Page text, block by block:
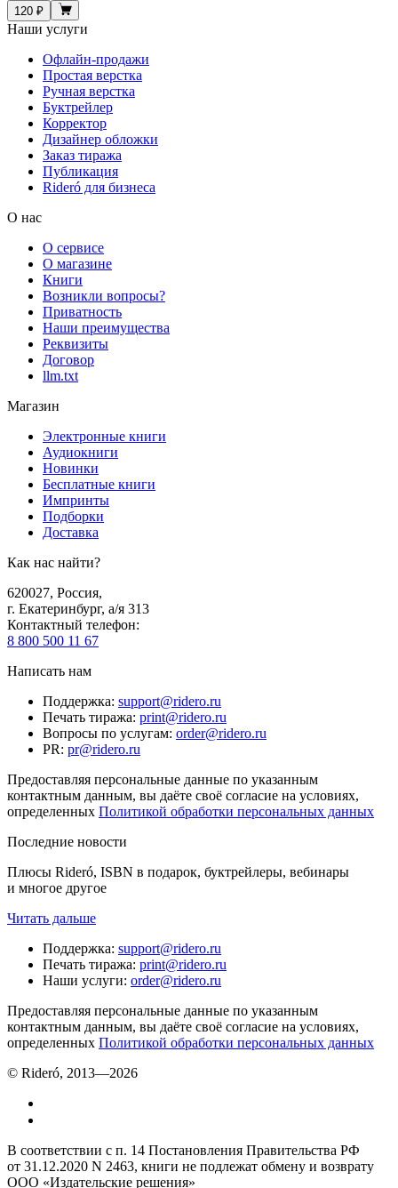
120 ₽
Наши услуги
Офлайн-продажи
Простая верстка
Ручная верстка
Буктрейлер
Корректор
Дизайнер обложки
Заказ тиража
Публикация
Rideró для бизнеса
О нас
О сервисе
О магазине
Книги
Возникли вопросы?
Приватность
Наши преимущества
Реквизиты
Договор
llm.txt
Магазин
Электронные книги
Аудиокниги
Новинки
Бесплатные книги
Импринты
Подборки
Доставка
Как нас найти?
620027, Россия,
г. Екатеринбург, а/я 313
Контактный телефон:
8 800 500 11 67
Написать нам
Поддержка: support@ridero.ru
Печать тиража: print@ridero.ru
Вопросы по услугам: order@ridero.ru
PR: pr@ridero.ru
Предоставляя персональные данные по указанным
контактным данным, вы даёте своё согласие на условиях,
определенных Политикой обработки персональных данных
Последние новости
Плюсы Rideró, ISBN в подарок, буктрейлеры, вебинары
и многое другое
Читать дальше
Поддержка: support@ridero.ru
Печать тиража: print@ridero.ru
Наши услуги: order@ridero.ru
Предоставляя персональные данные по указанным
контактным данным, вы даёте своё согласие на условиях,
определенных Политикой обработки персональных данных
© Rideró, 2013—2026
В соответствии с п. 14 Постановления Правительства РФ
от 31.12.2020 N 2463, книги не подлежат обмену и возврату
ООО «Издательские решения»